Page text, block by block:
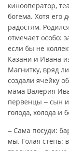
кинооператор,
богема. Хотя его
радостям.
отмечает особо:
если бы не
Казани и Ивана
Магнитку, вряд
создали ячейку
мама Валерия
первенцы – сын
голода, холода и
– Сама посуди:
мы. Голая степь: